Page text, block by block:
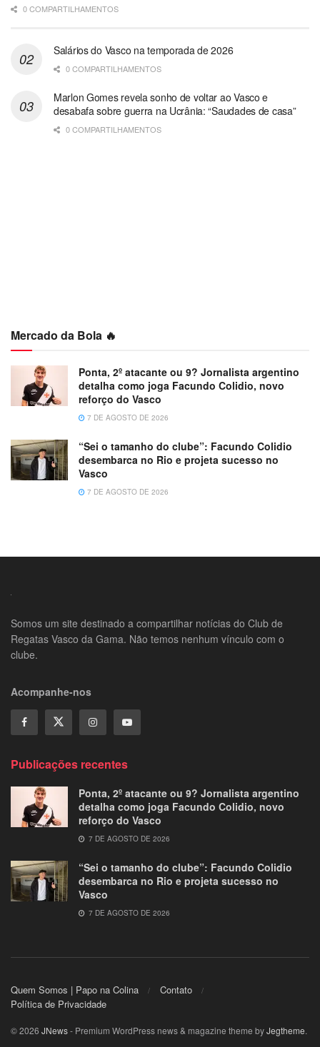
0 COMPARTILHAMENTOS
Salários do Vasco na temporada de 2026
0 COMPARTILHAMENTOS
Marlon Gomes revela sonho de voltar ao Vasco e
desabafa sobre guerra na Ucrânia: “Saudades de casa”
0 COMPARTILHAMENTOS
Mercado da Bola 🔥
Ponta, 2º atacante ou 9? Jornalista argentino
detalha como joga Facundo Colidio, novo
reforço do Vasco
7 DE AGOSTO DE 2026
“Sei o tamanho do clube”: Facundo Colidio
desembarca no Rio e projeta sucesso no
Vasco
7 DE AGOSTO DE 2026
Somos um site destinado a compartilhar notícias do Club de
Regatas Vasco da Gama. Não temos nenhum vínculo com o
clube.
Acompanhe-nos
Publicações recentes
Ponta, 2º atacante ou 9? Jornalista argentino
detalha como joga Facundo Colidio, novo
reforço do Vasco
7 DE AGOSTO DE 2026
“Sei o tamanho do clube”: Facundo Colidio
desembarca no Rio e projeta sucesso no
Vasco
7 DE AGOSTO DE 2026
Quem Somos | Papo na Colina
Contato
Política de Privacidade
© 2026 JNews- Premium WordPress news & magazine theme byJegtheme.